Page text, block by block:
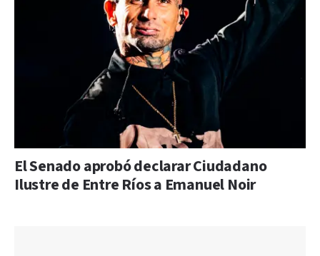
El Senado aprobó declarar Ciudadano
Ilustre de Entre Ríos a Emanuel Noir